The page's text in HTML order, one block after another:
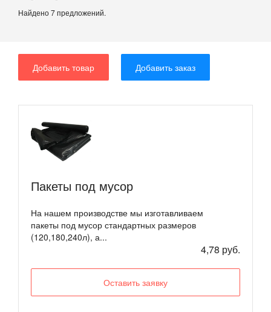
Найдено 7 предложений.
Добавить товар Добавить заказ
Пакеты под мусор
На нашем производстве мы изготавливаем
пакеты под мусор стандартных размеров
(120,180,240л), а...
4,78 руб.
Оставить заявку